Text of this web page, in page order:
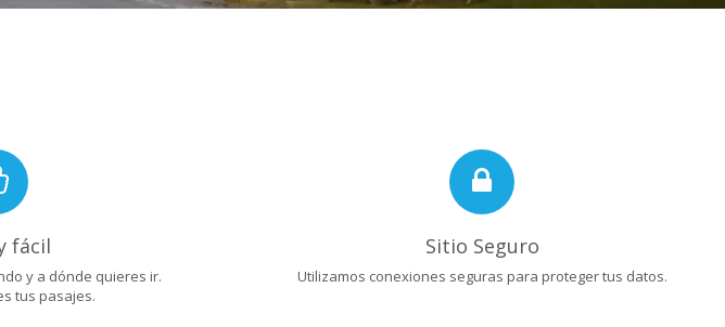
fácil
y a dónde quieres ir.
tus pasajes.
Sitio Seguro
Utilizamos conexiones seguras para proteger tus datos.